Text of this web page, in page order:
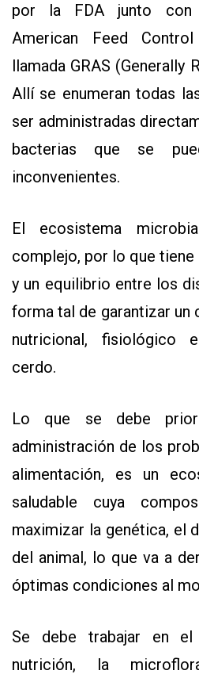
por la FDA junto
American Feed Control
llamada GRAS (Generally
Allí se enumeran todas
ser administradas
bacterias que se
inconvenientes.
El ecosistema
complejo, por lo que tiene
y un equilibrio entre los
forma tal de garantizar
nutricional, fisiológico
cerdo.
Lo que se debe
administración de los
alimentación, es un
saludable cuya
maximizar la genética, el
del animal, lo que va a
óptimas condiciones al
Se debe trabajar en
nutrición, la